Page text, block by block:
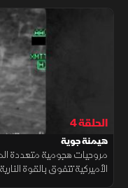
الحلقة 4
هيمنة جوية
مروحيات هجومية متعددة